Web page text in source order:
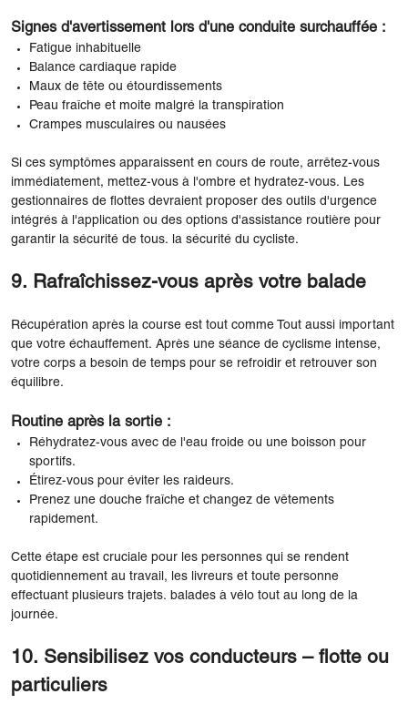
Signes d'avertissement lors d'une conduite surchauffée :
Fatigue inhabituelle
Balance cardiaque rapide
Maux de tête ou étourdissements
Peau fraîche et moite malgré la transpiration
Crampes musculaires ou nausées
Si ces symptômes apparaissent en cours de route, arrêtez-vous
immédiatement, mettez-vous à l'ombre et hydratez-vous. Les
gestionnaires de flottes devraient proposer des outils d'urgence
intégrés à l'application ou des options d'assistance routière pour
garantir la sécurité de tous. la sécurité du cycliste.
9. Rafraîchissez-vous après votre balade
Récupération après la course est tout comme Tout aussi important
que votre échauffement. Après une séance de cyclisme intense,
votre corps a besoin de temps pour se refroidir et retrouver son
équilibre.
Routine après la sortie :
Réhydratez-vous avec de l'eau froide ou une boisson pour
sportifs.
Étirez-vous pour éviter les raideurs.
Prenez une douche fraîche et changez de vêtements
rapidement.
Cette étape est cruciale pour les personnes qui se rendent
quotidiennement au travail, les livreurs et toute personne
effectuant plusieurs trajets. balades à vélo tout au long de la
journée.
10. Sensibilisez vos conducteurs – flotte ou
particuliers